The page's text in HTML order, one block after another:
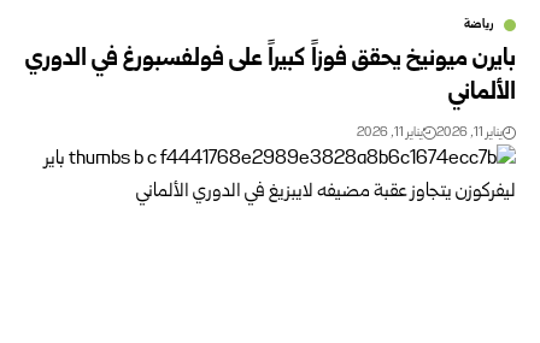
رياضة
بايرن ميونيخ يحقق فوزاً كبيراً على فولفسبورغ في الدوري
الألماني
يناير 11, 2026 يناير 11, 2026